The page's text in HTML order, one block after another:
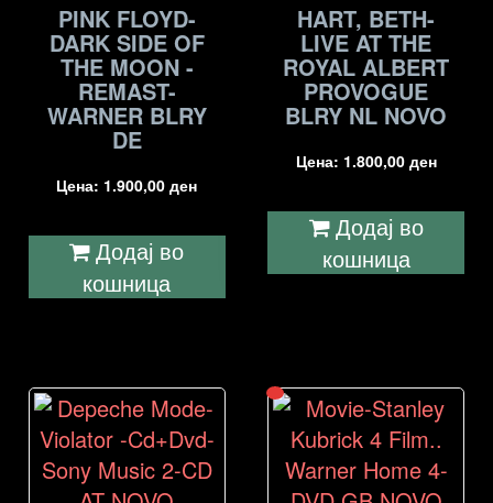
PINK FLOYD-
DARK SIDE OF
THE MOON -
REMAST-
WARNER BLRY
DE
Цена: 1.900,00ден
Додај во
кошница
HART, BETH-
LIVE AT THE
ROYAL ALBERT
PROVOGUE
BLRY NL NOVO
Цена: 1.800,00 ден
Додај во
кошница